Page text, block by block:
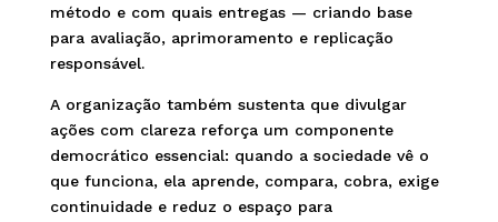
método e com quais entregas — criando base
para avaliação, aprimoramento e replicação
responsável.
A organização também sustenta que divulgar
ações com clareza reforça um componente
democrático essencial: quando a sociedade vê o
que funciona, ela aprende, compara, cobra, exige
continuidade e reduz o espaço para